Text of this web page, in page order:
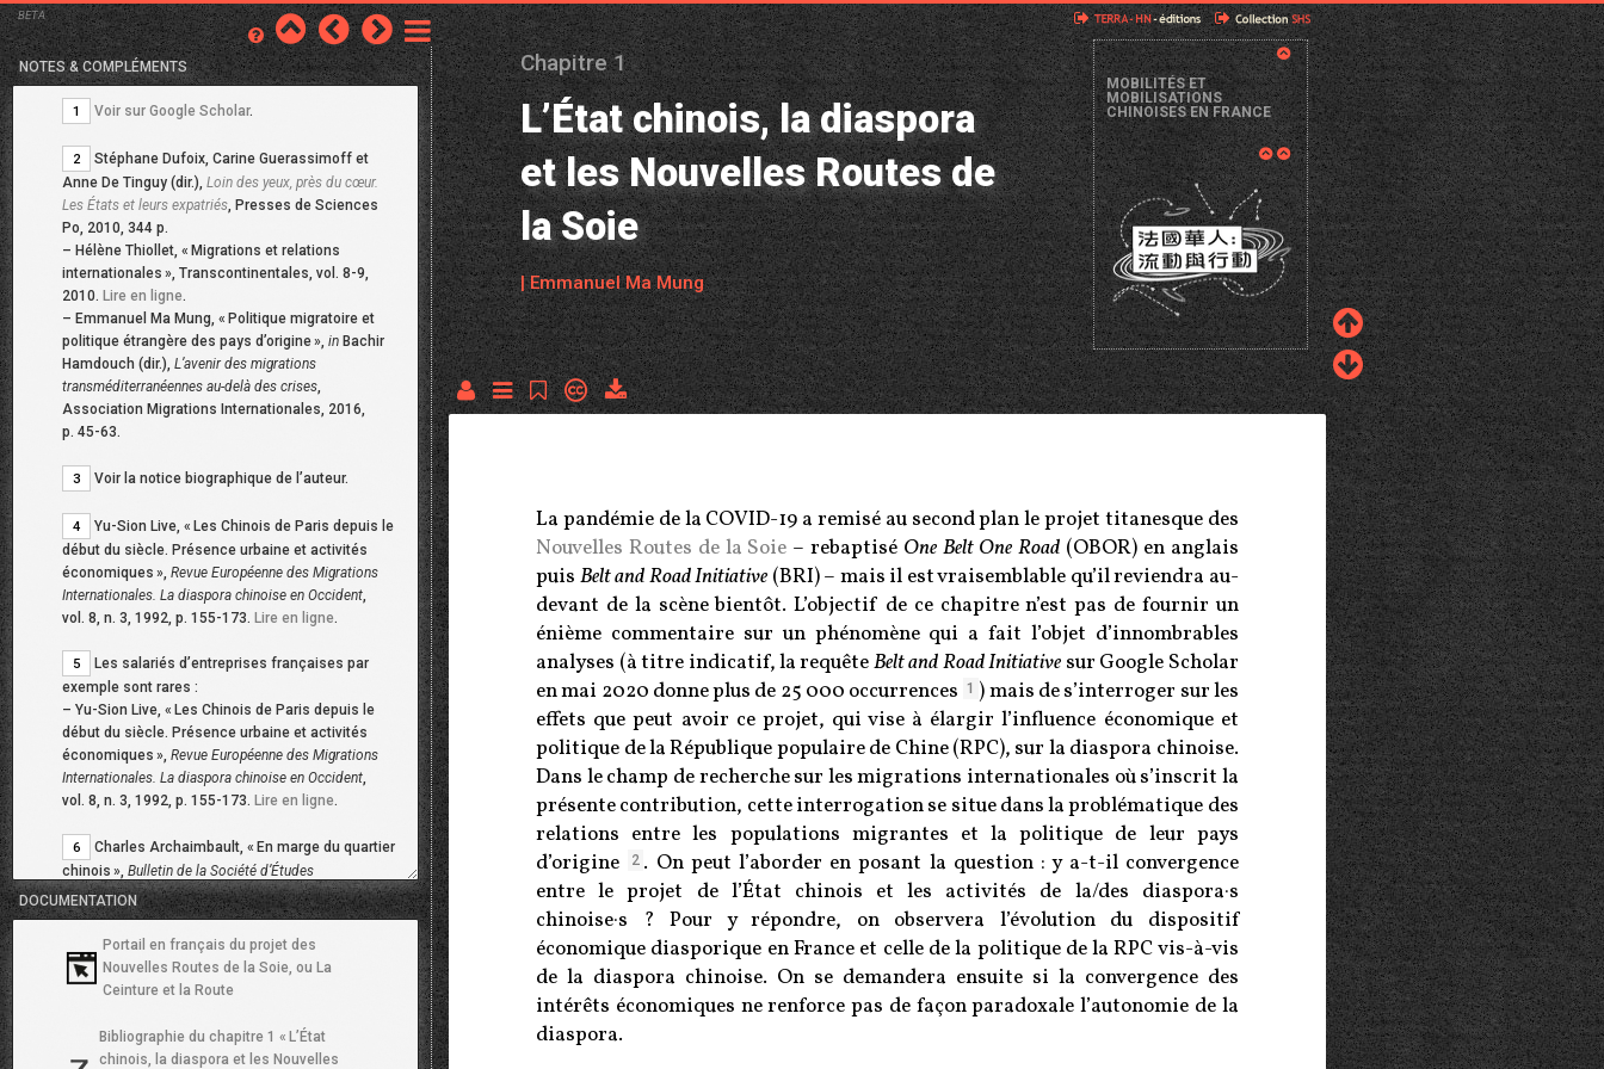
BETA
Chapitre 1
L’État chinois, la diaspora
et les Nouvelles Routes de
la Soie
| Emmanuel Ma Mung
MOBILITÉS ET
MOBILISATIONS
CHINOISES EN FRANCE
La pandémie de la COVID-19 a remisé au second plan le projet titanesque des
Nouvelles Routes de la Soie – rebaptisé One Belt One Road (OBOR) en anglais
puis Belt and Road Initiative (BRI) – mais il est vraisemblable qu’il reviendra au-
devant de la scène bientôt. L’objectif de ce chapitre n’est pas de fournir un
énième commentaire sur un phénomène qui a fait l’objet d’innombrables
analyses (à titre indicatif, la requêteBelt and Road Initiative sur Google Scholar
en mai 2020 donne plus de 25 000 occurrences
1 ) mais de s’interroger sur les
effets que peut avoir ce projet, qui vise à élargir l’influence économique et
politique de la République populaire de Chine (RPC), sur la diaspora chinoise.
Dans le champ de recherche sur les migrations internationales où s’inscrit la
présente contribution, cette interrogation se situe dans la problématique des
relations entre les populations migrantes et la politique de leur pays
d’origine
2 . On peut l’aborder en posant la question : y a-t-il convergence
entre le projet de l’État chinois et les activités de la/des diaspora·s
chinoise·s
? Pour y répondre, on observera l’évolution du dispositif
économique diasporique en France et celle de la politique de la RPC vis-à-vis
de la diaspora chinoise. On se demandera ensuite si la convergence des
intérêts économiques ne renforce pas de façon paradoxale l’autonomie de la
diaspora.
NOTES & COMPLÉMENTS
1 Voir sur Google Scholar.
2
Stéphane Dufoix, Carine Guerassimoff et
Anne De Tinguy (dir.), Loin des yeux, près du cœur.
Les États et leurs expatriés, Presses de Sciences
Po, 2010, 344 p.
– Hélène Thiollet, « Migrations et relations
internationales », Transcontinentales, vol. 8-9,
2010. Lire en ligne.
– Emmanuel Ma Mung, « Politique migratoire et
politique étrangère des pays d’origine», inBachir
Hamdouch (dir.), L’avenir des migrations
transméditerranéennes au-delà des crises,
Association Migrations Internationales, 2016,
p. 45-63.
3 Voir la notice biographique de l’auteur.
4 Yu-Sion Live, « Les Chinois de Paris depuis le
début du siècle. Présence urbaine et activités
économiques », Revue Européenne des Migrations
Internationales. La diaspora chinoise en Occident,
vol. 8, n. 3, 1992, p. 155-173. Lire en ligne.
5
Les salariés d’entreprises françaises par
exemple sont rares :
– Yu-Sion Live, « Les Chinois de Paris depuis le
début du siècle. Présence urbaine et activités
économiques », Revue Européenne des Migrations
Internationales. La diaspora chinoise en Occident,
vol. 8, n. 3, 1992, p. 155-173. Lire en ligne.
6 Charles Archaimbault, « En marge du quartier
chinois », Bulletin de la Société d’Études
Indochinoises, vol. 17, n. 3, 1952, p. 275-294.
Une économie ethnique fonctionne sur la
base de la prévalence de l’appartenance ethnique
dans le choix des partenaires économiques,
autodéfinition et hétérodéfinition des partenaires
appartenant à des groupes différents.
DOCUMENTATION
Portail en français du projet des
Nouvelles Routes de la Soie, ou La
Ceinture et la Route
Bibliographie du chapitre 1 « L’État
chinois, la diaspora et les Nouvelles